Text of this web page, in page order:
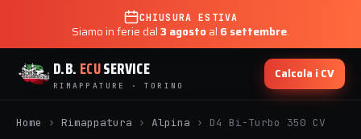
CHIUSURA ESTIVA
Siamo in ferie dal3 agostoal 6 settembre.
D.B. ECUSERVICE
RIMAPPATURE · TORINO
Calcola i CV
Home › Rimappatura › Alpina › D4 Bi-Turbo 350 CV